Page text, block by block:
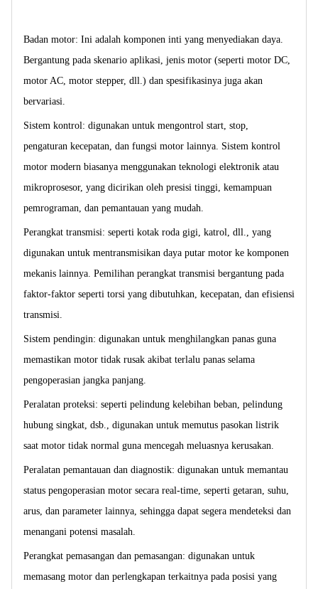
Badan motor: Ini adalah komponen inti yang menyediakan daya.
Bergantung pada skenario aplikasi, jenis motor (seperti motor DC,
motor AC, motor stepper, dll.) dan spesifikasinya juga akan
bervariasi.
Sistem kontrol: digunakan untuk mengontrol start, stop,
pengaturan kecepatan, dan fungsi motor lainnya. Sistem kontrol
motor modern biasanya menggunakan teknologi elektronik atau
mikroprosesor, yang dicirikan oleh presisi tinggi, kemampuan
pemrograman, dan pemantauan yang mudah.
Perangkat transmisi: seperti kotak roda gigi, katrol, dll., yang
digunakan untuk mentransmisikan daya putar motor ke komponen
mekanis lainnya. Pemilihan perangkat transmisi bergantung pada
faktor-faktor seperti torsi yang dibutuhkan, kecepatan, dan efisiensi
transmisi.
Sistem pendingin: digunakan untuk menghilangkan panas guna
memastikan motor tidak rusak akibat terlalu panas selama
pengoperasian jangka panjang.
Peralatan proteksi: seperti pelindung kelebihan beban, pelindung
hubung singkat, dsb., digunakan untuk memutus pasokan listrik
saat motor tidak normal guna mencegah meluasnya kerusakan.
Peralatan pemantauan dan diagnostik: digunakan untuk memantau
status pengoperasian motor secara real-time, seperti getaran, suhu,
arus, dan parameter lainnya, sehingga dapat segera mendeteksi dan
menangani potensi masalah.
Perangkat pemasangan dan pemasangan: digunakan untuk
memasang motor dan perlengkapan terkaitnya pada posisi yang